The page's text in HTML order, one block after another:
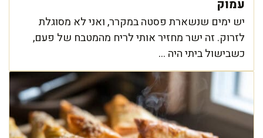
עמוק
יש ימים שנשארת פסטה במקרר, ואני לא מסוגלת
לזרוק. זה ישר מחזיר אותי לריח מהמטבח של פעם,
כשבישול ביתי היה ...